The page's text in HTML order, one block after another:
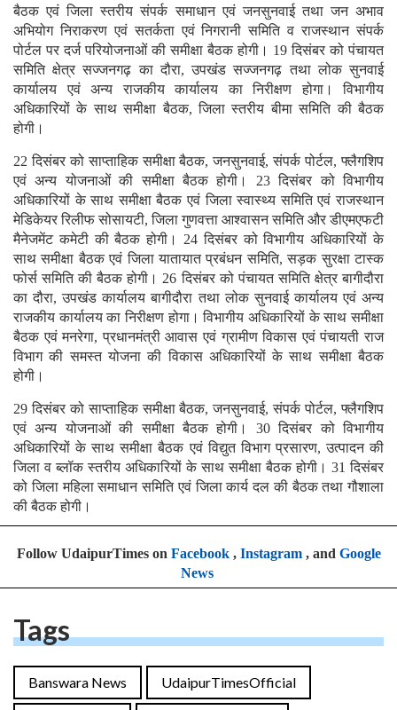
बैठक एवं जिला स्तरीय संपर्क समाधान एवं जनसुनवाई तथा जन अभाव
अभियोग निराकरण एवं सतर्कता एवं निगरानी समिति व राजस्थान संपर्क
पोर्टल पर दर्ज परियोजनाओं की समीक्षा बैठक होगी। 19 दिसंबर को पंचायत
समिति क्षेत्र सज्जनगढ़ का दौरा, उपखंड सज्जनगढ़ तथा लोक सुनवाई
कार्यालय एवं अन्य राजकीय कार्यालय का निरीक्षण होगा। विभागीय
अधिकारियों के साथ समीक्षा बैठक, जिला स्तरीय बीमा समिति की बैठक
होगी।
22 दिसंबर को साप्ताहिक समीक्षा बैठक, जनसुनवाई, संपर्क पोर्टल, फ्लैगशिप
एवं अन्य योजनाओं की समीक्षा बैठक होगी। 23 दिसंबर को विभागीय
अधिकारियों के साथ समीक्षा बैठक एवं जिला स्वास्थ्य समिति एवं राजस्थान
मेडिकेयर रिलीफ सोसायटी, जिला गुणवत्ता आश्वासन समिति और डीएमएफटी
मैनेजमेंट कमेटी की बैठक होगी। 24 दिसंबर को विभागीय अधिकारियों के
साथ समीक्षा बैठक एवं जिला यातायात प्रबंधन समिति, सड़क सुरक्षा टास्क
फोर्स समिति की बैठक होगी। 26 दिसंबर को पंचायत समिति क्षेत्र बागीदौरा
का दौरा, उपखंड कार्यालय बागीदौरा तथा लोक सुनवाई कार्यालय एवं अन्य
राजकीय कार्यालय का निरीक्षण होगा। विभागीय अधिकारियों के साथ समीक्षा
बैठक एवं मनरेगा, प्रधानमंत्री आवास एवं ग्रामीण विकास एवं पंचायती राज
विभाग की समस्त योजना की विकास अधिकारियों के साथ समीक्षा बैठक
होगी।
29 दिसंबर को साप्ताहिक समीक्षा बैठक, जनसुनवाई, संपर्क पोर्टल, फ्लैगशिप
एवं अन्य योजनाओं की समीक्षा बैठक होगी। 30 दिसंबर को विभागीय
अधिकारियों के साथ समीक्षा बैठक एवं विद्युत विभाग प्रसारण, उत्पादन की
जिला व ब्लॉक स्तरीय अधिकारियों के साथ समीक्षा बैठक होगी। 31 दिसंबर
को जिला महिला समाधान समिति एवं जिला कार्य दल की बैठक तथा गौशाला
की बैठक होगी।
Follow UdaipurTimes on Facebook, Instagram, and Google
News
Tags
Banswara News UdaipurTimesOfficial